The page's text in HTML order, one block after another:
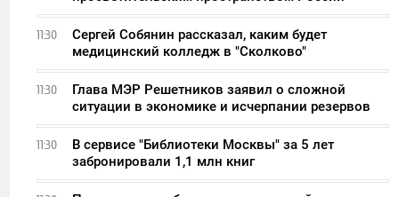
11:30
Сергей Собянин рассказал, каким будет
медицинский колледж в "Сколково"
11:30
Глава МЭР Решетников заявил о сложной
ситуации в экономике и исчерпании резервов
11:30
В сервисе "Библиотеки Москвы" за 5 лет
забронировали 1,1 млн книг